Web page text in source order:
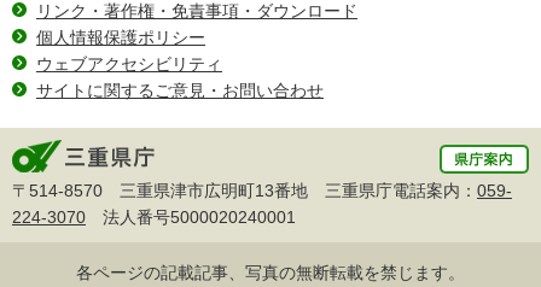
リンク・著作権・免責事項・ダウンロード
個人情報保護ポリシー
ウェブアクセシビリティ
サイトに関するご意見・お問い合わせ
〒514-8570 三重県津市広明町13番地 三重県庁電話案内： 059-
224-3070 法人番号5000020240001
各ページの記載記事、写真の無断転載を禁じます。